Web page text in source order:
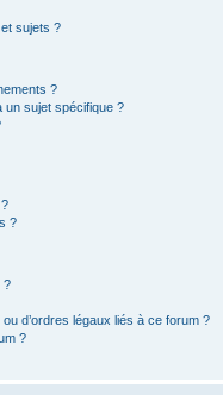
sujets ?
?
un sujet spécifique ?
?
?
d’ordres légaux liés à ce forum ?
?